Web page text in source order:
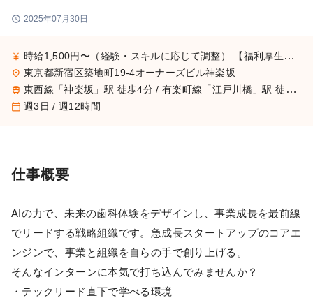
schedule 2025年07月30日
currency_yen 時給1,500円〜（経験・スキルに応じて調整） 【福利厚生】 - フレックスタイム制 - リモートワーク対応 - 書籍購入支援 - 勉強会・カンファレンス参加支援 - 技術記事執筆支援（Qiita等） - 起業支援制度
place 東京都新宿区築地町19-4オーナーズビル神楽坂
train 東西線「神楽坂」駅 徒歩4分 / 有楽町線「江戸川橋」駅 徒歩8分 / 各線「飯田橋」駅 徒歩7分
calendar_today 週3日 / 週12時間
仕事概要
AIの力で、未来の歯科体験をデザインし、事業成長を最前線
でリードする戦略組織です。急成長スタートアップのコアエ
ンジンで、事業と組織を自らの手で創り上げる。
そんなインターンに本気で打ち込んでみませんか？
・テックリード直下で学べる環境